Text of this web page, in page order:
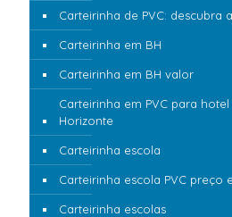
Carteirinha de PVC: descubra
Carteirinha em BH
Carteirinha em BH valor
Carteirinha em PVC para
Horizonte
Carteirinha escola
Carteirinha escola PVC preço
Carteirinha escolas